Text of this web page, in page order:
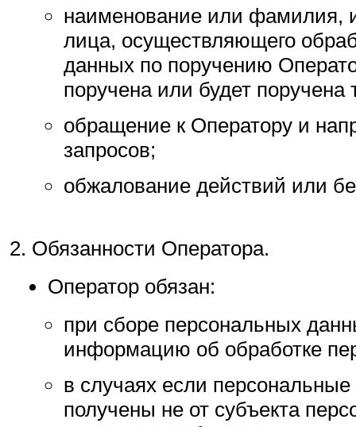
наименование или фамилия,
лица, осуществляющего
данных по поручению
поручена или будет поручена
обращение к Оператору и
запросов;
обжалование действий или
Обязанности Оператора.
Оператор обязан:
при сборе персональных
информацию об обработке
в случаях если
получены не от субъекта